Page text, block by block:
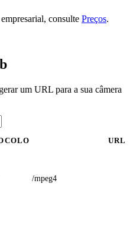
consulte Preços.
um URL para a sua câmera
URL
/mpeg4